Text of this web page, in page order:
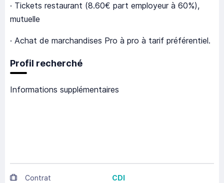
· Tickets restaurant (8.60€ part employeur à 60%),
mutuelle
· Achat de marchandises Pro à pro à tarif préférentiel.
Profil recherché
Informations supplémentaires
Contrat CDI